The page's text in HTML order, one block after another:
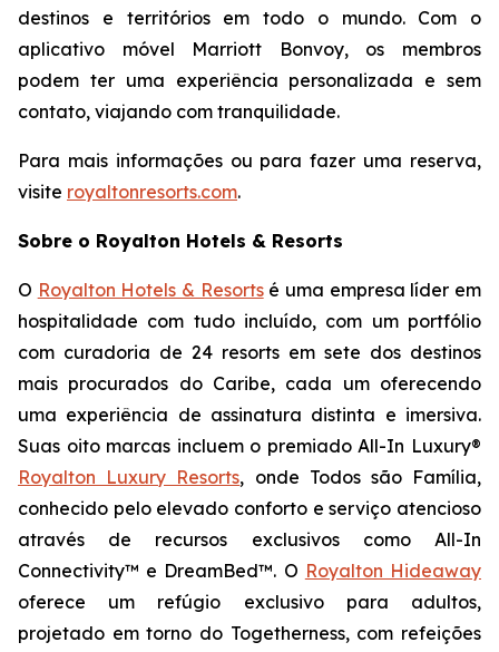
destinos e territórios em todo o mundo. Com o
aplicativo móvel Marriott Bonvoy, os membros
podem ter uma experiência personalizada e sem
contato, viajando com tranquilidade.
Para mais informações ou para fazer uma reserva,
visite royaltonresorts.com.
Sobre o Royalton Hotels & Resorts
O Royalton Hotels & Resortsé uma empresa líder em
hospitalidade com tudo incluído, com um portfólio
com curadoria de 24 resorts em sete dos destinos
mais procurados do Caribe, cada um oferecendo
uma experiência de assinatura distinta e imersiva.
Suas oito marcas incluem o premiado All-In Luxury®
Royalton Luxury Resorts, onde Todos são Família,
conhecido pelo elevado conforto e serviço atencioso
através de recursos exclusivos como All-In
Connectivity™ e DreamBed™. O Royalton Hideaway
oferece um refúgio exclusivo para adultos,
projetado em torno do Togetherness, com refeições